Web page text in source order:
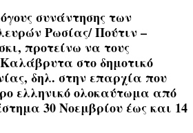
συνάντησης των
Ρωσίας/ Πούτιν –
προτείνω να τους
στο δημοτικό
, δηλ. στην επαρχία που
ελληνικό ολοκαύτωμα από
30 Νοεμβρίου έως και 14